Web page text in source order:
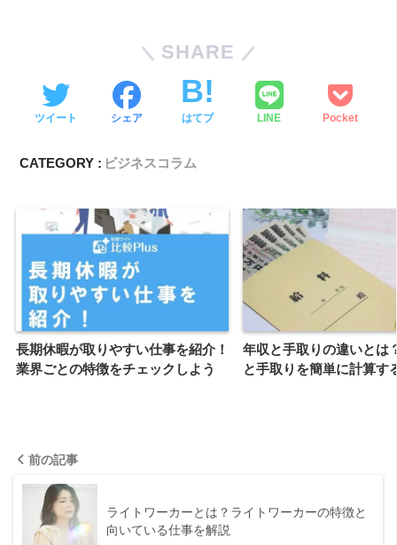
SHARE
ツイート シェア はてブ LINE Pocket
CATEGORY : ビジネスコラム
長期休暇が取りやすい仕事を紹介！
業界ごとの特徴をチェックしよう
年収と手取りの違いとは
と手取りを簡単に計算す
前の記事
ライトワーカーとは？ライトワーカーの特徴と
向いている仕事を解説